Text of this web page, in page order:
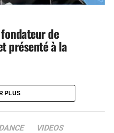
de
présenté à la
PLUS
VIDEOS